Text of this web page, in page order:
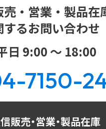
売・営業・製品在
するお問い合わせ
日 9:00 ～ 18:00
7150-
販売・営業・製品在庫